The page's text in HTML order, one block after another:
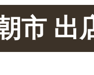
市 出